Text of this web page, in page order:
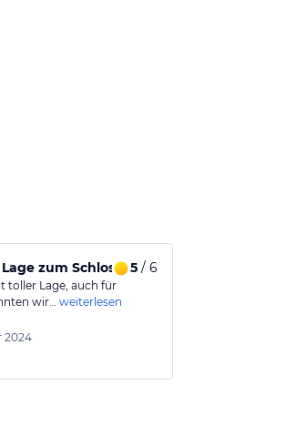
zum Schloss 5/ 6
toller Lage, auch für
wir… weiterlesen
2024